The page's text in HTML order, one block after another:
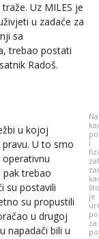
Uz MILES je
u zadaće za
sa
trebao postati
Radoš.
Na
i
što
je
za
u kojoj
U to smo
pak trebao
su postavili
su propustili
u drugoj
napadači bili u